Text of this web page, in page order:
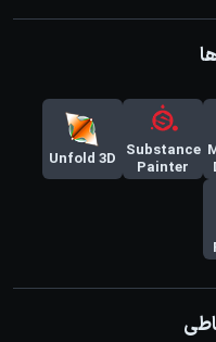
Substance
Painter
Unfold 3D